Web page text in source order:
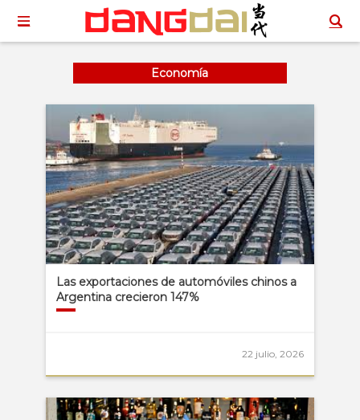
Economía
Las exportaciones de automóviles chinos a
Argentina crecieron 147%
22 julio, 2026